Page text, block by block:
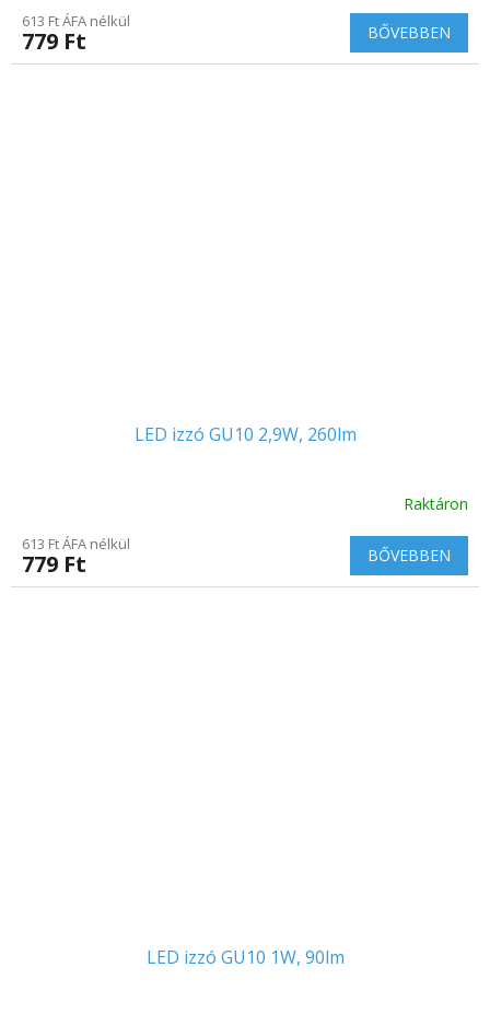
613 Ft ÁFA nélkül
779 Ft BŐVEBBEN
LED izzó GU10 2,9W, 260lm
Raktáron
613 Ft ÁFA nélkül
779 Ft BŐVEBBEN
LED izzó GU10 1W, 90lm